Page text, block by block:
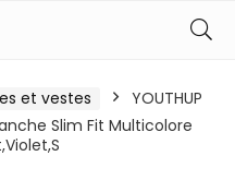
et vestes
YOUTHUP
Slim Fit Multicolore